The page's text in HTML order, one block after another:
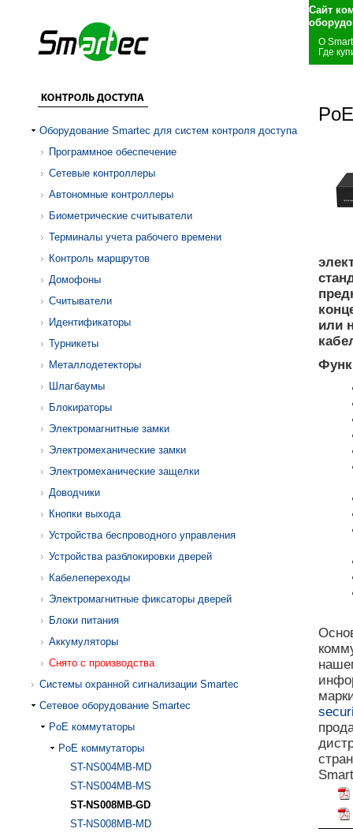
Сайт
О
Где
Оборудование Smartec для систем контроля доступа
Программное обеспечение
Сетевые контроллеры
Автономные контроллеры
Биометрические считыватели
Терминалы учета рабочего времени
Контроль маршрутов
Домофоны
Считыватели
Идентификаторы
Турникеты
Металлодетекторы
Шлагбаумы
Блокираторы
Электромагнитные замки
Электромеханические замки
Электромеханические защелки
Доводчики
Кнопки выхода
Устройства беспроводного управления
Устройства разблокировки дверей
Кабелепереходы
Электромагнитные фиксаторы дверей
Блоки питания
Аккумуляторы
Снято с производства
Системы охранной сигнализации Smartec
Сетевое оборудование Smartec
PoE коммутаторы
PoE коммутаторы
ST-NS004MB-MD
ST-NS004MB-MS
ST-NS008MB-GD
ST-NS008MB-MD
или